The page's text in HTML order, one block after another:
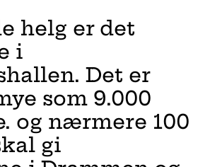
helg er det
i
Det er
som 9.000
og nærmere 100
gi